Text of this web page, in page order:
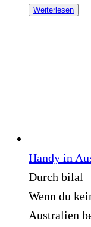
Weiterlesen
Handy in
Durch bilal
Wenn du
Australien